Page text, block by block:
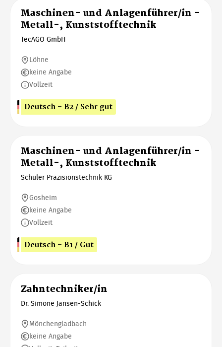
Maschinen- und Anlagenführer/in -
Metall-, Kunststofftechnik
TecAGO GmbH
Löhne
keine Angabe
Vollzeit
Deutsch - B2 / Sehr gut
Maschinen- und Anlagenführer/in -
Metall-, Kunststofftechnik
Schuler Präzisionstechnik KG
Gosheim
keine Angabe
Vollzeit
Deutsch - B1 / Gut
Zahntechniker/in
Dr. Simone Jansen-Schick
Mönchengladbach
keine Angabe